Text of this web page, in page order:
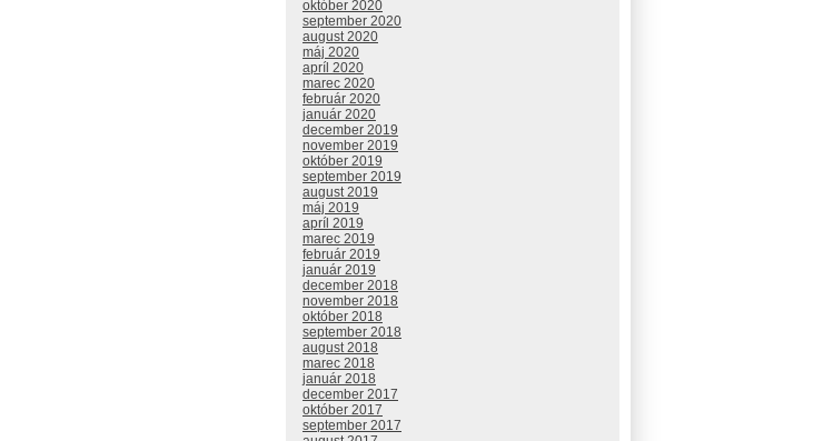
október 2020
september 2020
august 2020
máj 2020
apríl 2020
marec 2020
február 2020
január 2020
december 2019
november 2019
október 2019
september 2019
august 2019
máj 2019
apríl 2019
marec 2019
február 2019
január 2019
december 2018
november 2018
október 2018
september 2018
august 2018
marec 2018
január 2018
december 2017
október 2017
september 2017